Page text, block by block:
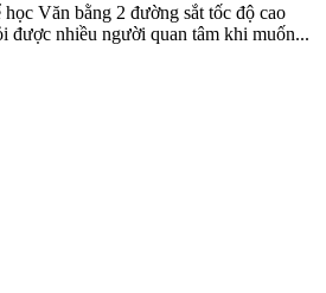
Văn bằng 2 đường sắt tốc độ cao
được nhiều người quan tâm khi muốn...